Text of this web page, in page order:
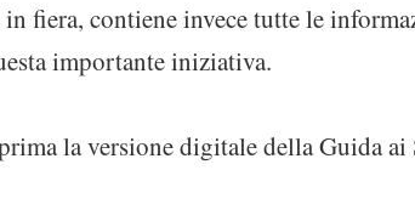
fiera, contiene invece tutte le
importante iniziativa.
la versione digitale della Guida